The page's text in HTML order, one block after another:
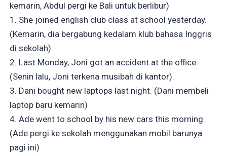
kemarin, Abdul pergi ke Bali untuk berlibur)
1. She joined english club class at school yesterday.
(Kemarin, dia bergabung kedalam klub bahasa Inggris
di sekolah).
2. Last Monday, Joni got an accident at the office
(Senin lalu, Joni terkena musibah di kantor).
3. Dani bought new laptops last night. (Dani membeli
laptop baru kemarin)
4. Ade went to school by his new cars this morning.
(Ade pergi ke sekolah menggunakan mobil barunya
pagi ini)